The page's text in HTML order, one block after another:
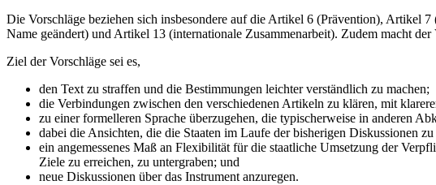
Die Vorschläge beziehen sich insbesondere auf die Artikel 6 (Prävention),
Name geändert) und Artikel 13 (internationale Zusammenarbeit). Zudem macht
Ziel der Vorschläge sei es,
den Text zu straffen und die Bestimmungen leichter verständlich zu machen;
die Verbindungen zwischen den verschiedenen Artikeln zu klären, mit
zu einer formelleren Sprache überzugehen, die typischerweise in anderen
dabei die Ansichten, die die Staaten im Laufe der bisherigen Diskussionen
ein angemessenes Maß an Flexibilität für die staatliche Umsetzung der
Ziele zu erreichen, zu untergraben; und
neue Diskussionen über das Instrument anzuregen.